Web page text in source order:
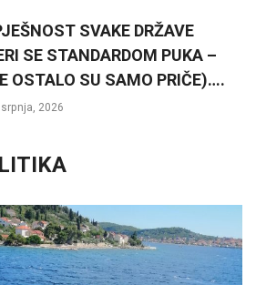
SVAKE DRŽAVE
SE STANDARDOM PUKA –
OSTALO SU SAMO PRIČE)….
2026